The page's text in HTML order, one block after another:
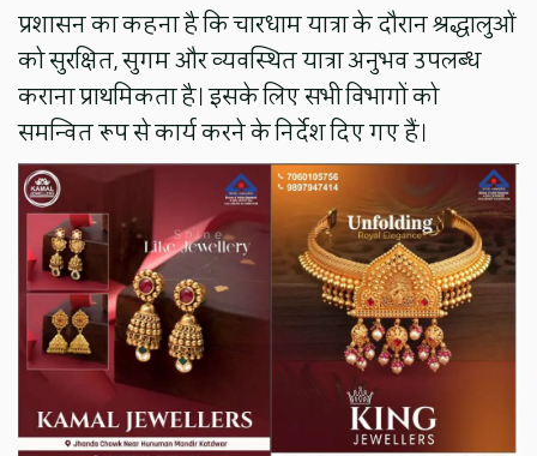
प्रशासन का कहना है कि चारधाम यात्रा के दौरान श्रद्धालुओं
को सुरक्षित, सुगम और व्यवस्थित यात्रा अनुभव उपलब्ध
कराना प्राथमिकता है। इसके लिए सभी विभागों को
समन्वित रूप से कार्य करने के निर्देश दिए गए हैं।